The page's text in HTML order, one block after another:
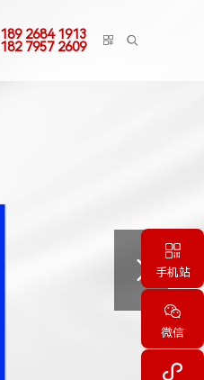
189 2684 1913
182 7957 2609  


手机站

微信
